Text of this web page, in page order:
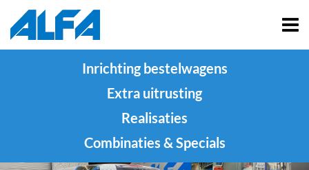
Inrichting bestelwagens
Extra uitrusting
Realisaties
Combinaties & Specials